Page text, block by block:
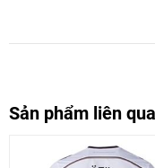
Sản phẩm liên